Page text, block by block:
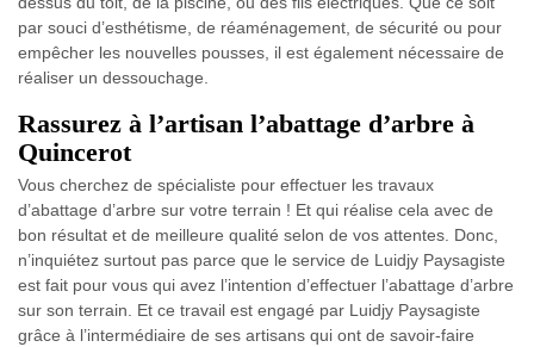
par souci d’esthétisme, de réaménagement, de sécurité ou pour
empêcher les nouvelles pousses, il est également nécessaire de
réaliser un dessouchage.
Rassurez à l’artisan l’abattage d’arbre à
Quincerot
Vous cherchez de spécialiste pour effectuer les travaux
d’abattage d’arbre sur votre terrain ! Et qui réalise cela avec de
bon résultat et de meilleure qualité selon de vos attentes. Donc,
n’inquiétez surtout pas parce que le service de Luidjy Paysagiste
est fait pour vous qui avez l’intention d’effectuer l’abattage d’arbre
sur son terrain. Et ce travail est engagé par Luidjy Paysagiste
grâce à l’intermédiaire de ses artisans qui ont de savoir-faire